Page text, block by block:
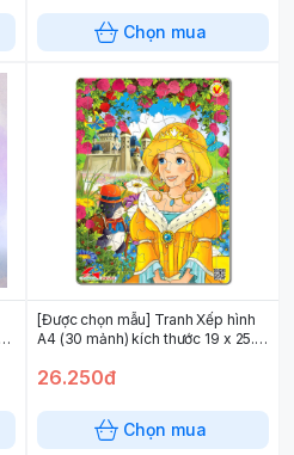
Chọn mua
[Được chọn mẫu] Tranh Xếp hình
A4 (30 mảnh) kích thước 19 x 25.5
26.250đ
Chọn mua